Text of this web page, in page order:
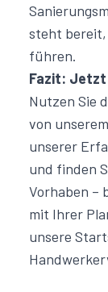
steht bereit,
führen.
Fazit: Jetzt
Nutzen Sie
von
unserer
und finden
Vorhaben –
mit Ihrer
unsere